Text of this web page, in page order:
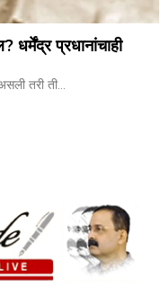
धर्मेंद्र प्रधानांचाही
तरी ती...